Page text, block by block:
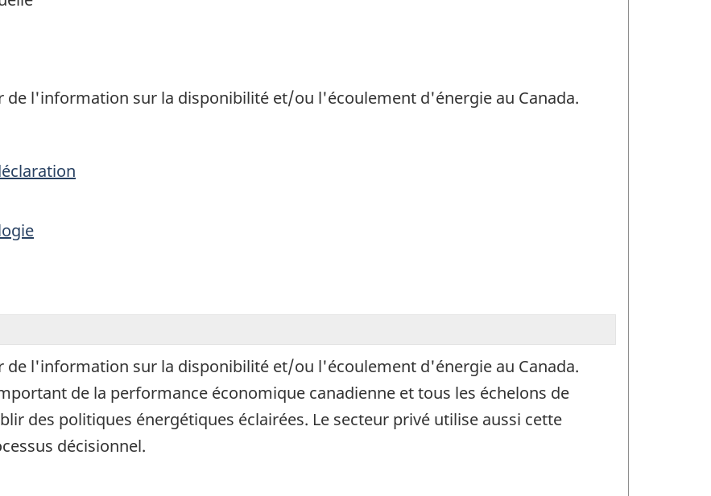
de l'information sur la disponibilité et/ou l'écoulement d'énergie au Canada.
de l'information sur la disponibilité et/ou l'écoulement d'énergie au Canada.
de la performance économique canadienne et tous les échelons de
des politiques énergétiques éclairées. Le secteur privé utilise aussi cette
décisionnel.